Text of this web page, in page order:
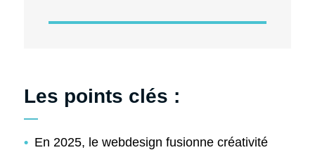
Les points clés :
En 2025, le webdesign fusionne créativité